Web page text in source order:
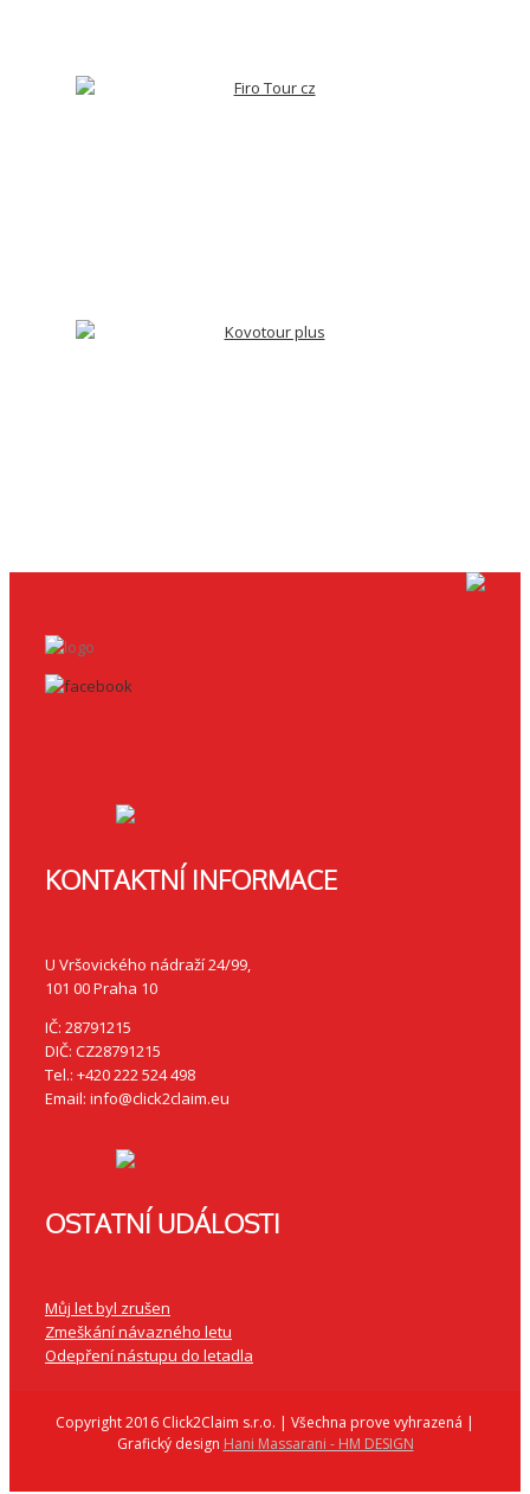
KONTAKTNÍ INFORMACE
U Vršovického nádraží 24/99,
101 00 Praha 10
IČ: 28791215
DIČ: CZ28791215
Tel.: +420 222 524 498
Email: info@click2claim.eu
OSTATNÍ UDÁLOSTI
Můj let byl zrušen
Zmeškání návazného letu
Odepření nástupu do letadla
Copyright 2016 Click2Claim s.r.o. | Všechna prove vyhrazená |
Grafický design Hani Massarani - HM DESIGN